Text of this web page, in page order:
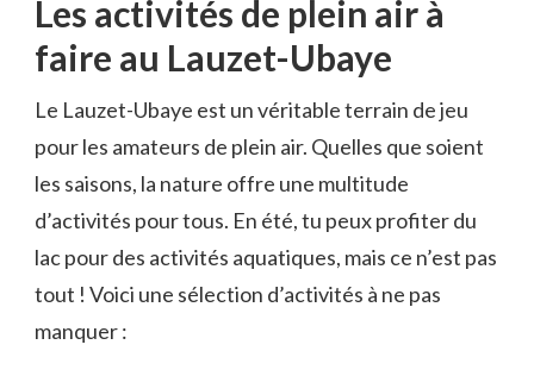
Les activités de plein air à
faire au Lauzet-Ubaye
Le Lauzet-Ubaye est un véritable terrain de jeu
pour les amateurs de plein air. Quelles que soient
les saisons, la nature offre une multitude
d’activités pour tous. En été, tu peux profiter du
lac pour des activités aquatiques, mais ce n’est pas
tout ! Voici une sélection d’activités à ne pas
manquer :